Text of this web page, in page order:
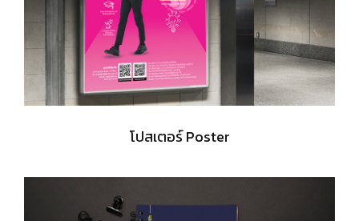
โปสเตอร์ Poster